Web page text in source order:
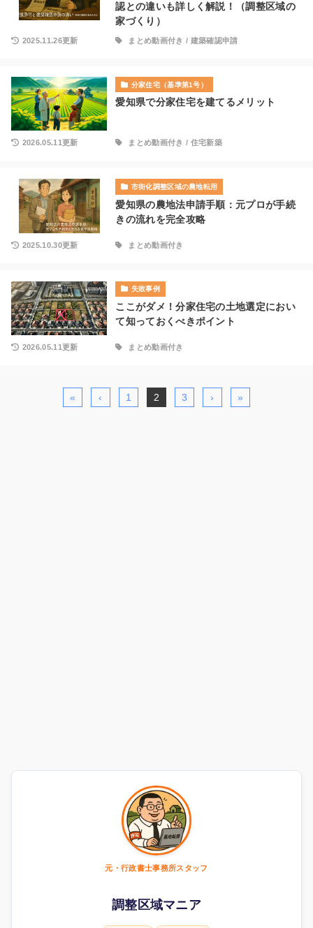
認との違いも詳しく解説！（調整区域の
家づくり）
2025.11.26更新 まとめ動画付き / 建築確認申請
分家住宅（基準第1号）
愛知県で分家住宅を建てるメリット
2026.05.11更新 まとめ動画付き / 住宅新築
市街化調整区域の農地転用
愛知県の農地法申請手順：元プロが手続
きの流れを完全攻略
2025.10.30更新 まとめ動画付き
失敗事例
ここがダメ！分家住宅の土地選定におい
て知っておくべきポイント
2026.05.11更新 まとめ動画付き
« ‹ 1 2 3 › »
元・行政書士事務所スタッフ
調整区域マニア